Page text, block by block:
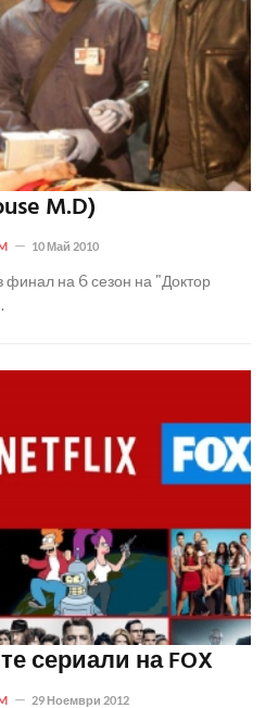
M.D)
10 Май 2010
на 6 сезон на "Доктор
сериали на FOX
29 Ноември 2012